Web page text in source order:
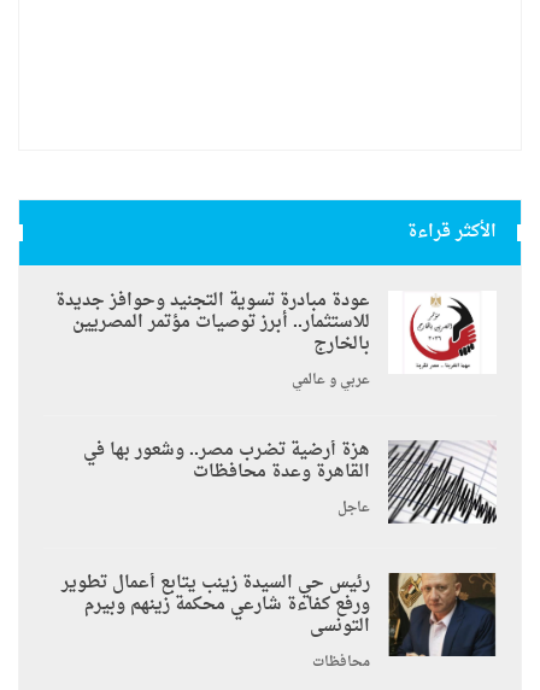
الأكثر قراءة
عودة مبادرة تسوية التجنيد وحوافز جديدة
للاستثمار.. أبرز توصيات مؤتمر المصريين
بالخارج
عربي و عالمي
هزة أرضية تضرب مصر.. وشعور بها في
القاهرة وعدة محافظات
عاجل
رئيس حي السيدة زينب يتابع أعمال تطوير
ورفع كفاءة شارعي محكمة زينهم وبيرم
التونسى
محافظات